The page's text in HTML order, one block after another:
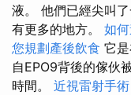
液。 他們已經尖叫
有更多的地方。 如
您規劃產後飲食 它
自EPO9背後的傢伙
時間。 近視雷射手